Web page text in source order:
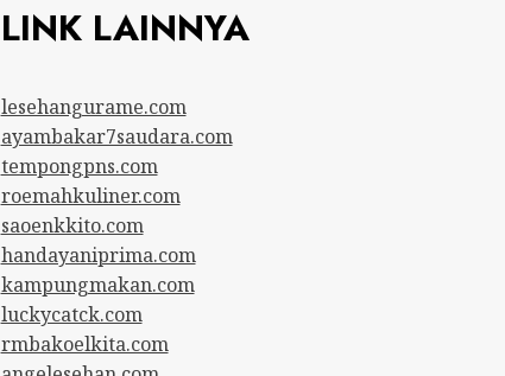
LINK LAINNYA
lesehangurame.com
ayambakar7saudara.com
tempongpns.com
roemahkuliner.com
saoenkkito.com
handayaniprima.com
kampungmakan.com
luckycatck.com
rmbakoelkita.com